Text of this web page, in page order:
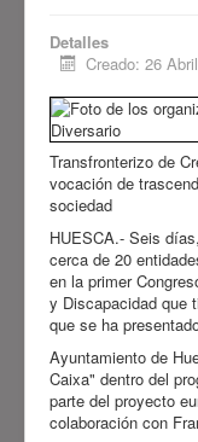
Detalles
Creado: 26
Transfronterizo de
vocación de
sociedad
HUESCA.- Seis
cerca de 20
en la primer
y Discapacidad que
que se ha
Ayuntamiento de
Caixa" dentro del
parte del proyecto
colaboración con